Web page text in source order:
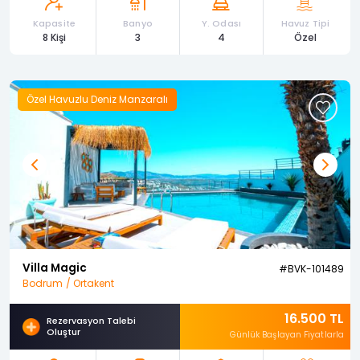
Kapasite
8 Kişi
Banyo
3
Y. Odası
4
Havuz Tipi
Özel
Previous Next
Özel Havuzlu Deniz Manzaralı
Villa Magic
#BVK-101489
Bodrum / Ortakent
Rezervasyon Talebi
Oluştur
16.500 TL
Günlük Başlayan Fiyatlarla